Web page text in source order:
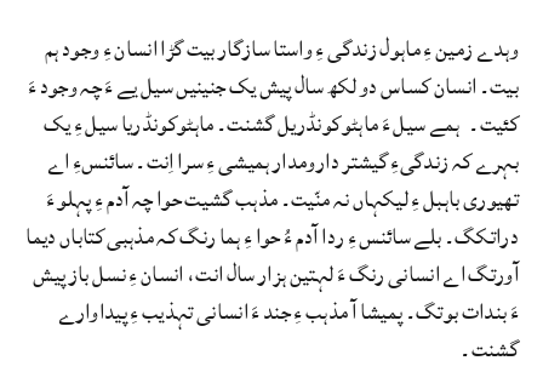
وہدے زمین ءِ ماہول زندگی ءِ واستا سازگار بیت گڑا انسان ءِ وجود ہم
بیت۔ انسان کساس دو لکھ سال پیش یک جنینیں سیل یے ءَ چہ وجود ءَ
کئیت۔ ہمے سیل ءَ ماہٹوکونڈریل گشنت۔ ماہٹوکونڈریا سیل ءِ یک
بہرے کہ زندگیءِ گیشتر دارومدار ہمیشی ءِ سرا اِنت۔ سائنسءِ اے
تھیوری باہبل ءِ لیکہاں نہ منّیت۔ مذہب گشیت حوا چہ آدم ءِ پہلو ءَ
دراتکگ۔ بلے سائنس ءِ ردا آدم ءُ حوا ءِ ہما رنگ کہ مذہبی کتاباں دیما
آورتگ اے انسانی رنگ ءَ لہتین ہزار سال انت، انسان ءِ نسل باز پیش
ءَ بندات بوتگ۔ پمیشا آ مذہب ءِ جند ءَ انسانی تہذیب ءِ پیداوارے
گشنت۔